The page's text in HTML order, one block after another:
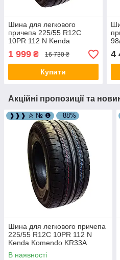
Шина для легкового
причепа 225/55 R12C
10PR 112 N Kenda
Komendo KR33А (Год
випуску 2017) 30313-17
1 999 ₴ 16 730 ₴
Купити
4
Акційні пропозиції та
❱❱❱ ✰ № ❶ –88%
Шина для легкового причепа
225/55 R12C 10PR 112 N
Kenda Komendo KR33A
30313
В наявності